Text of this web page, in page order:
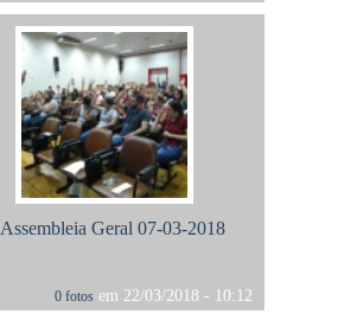
Assembleia Geral 07-03-2018
0 fotos em 22/03/2018 - 10:12